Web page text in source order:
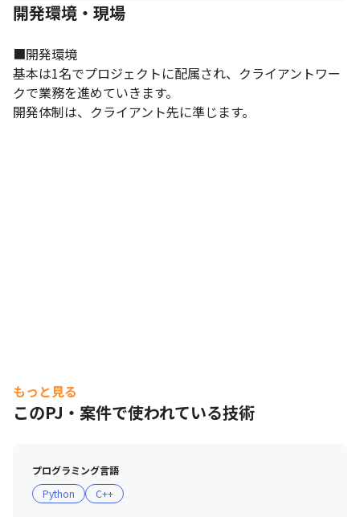
開発環境・現場
■開発環境
基本は1名でプロジェクトに配属され、クライアントワー
クで業務を進めていきます。
開発体制は、クライアント先に準じます。
もっと見る
このPJ・案件で使われている技術
プログラミング言語
Python
C++